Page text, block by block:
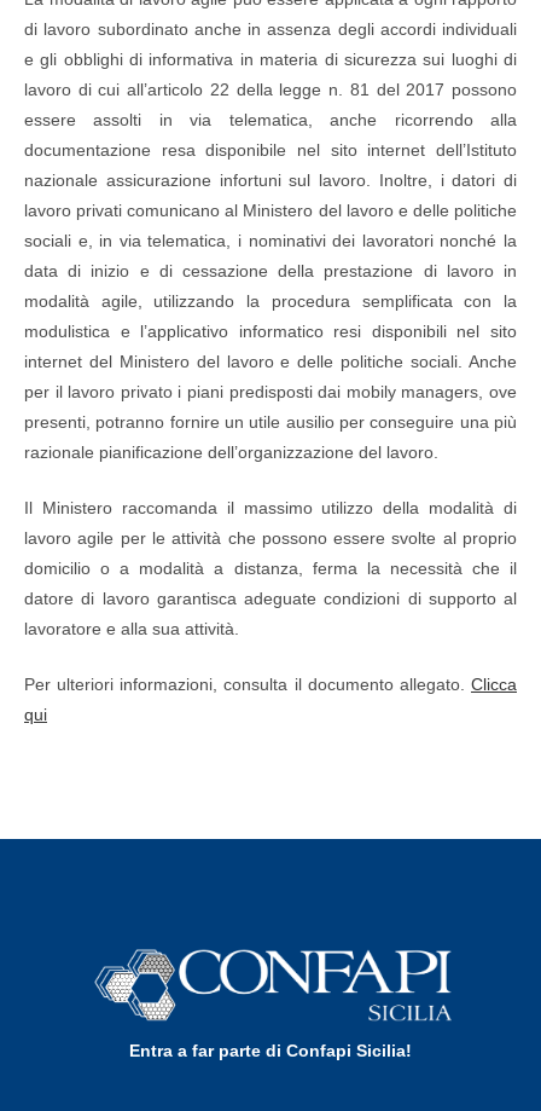
di lavoro subordinato anche in assenza degli accordi individuali
e gli obblighi di informativa in materia di sicurezza sui luoghi di
lavoro di cui all’articolo 22 della legge n. 81 del 2017 possono
essere assolti in via telematica, anche ricorrendo alla
documentazione resa disponibile nel sito internet dell’Istituto
nazionale assicurazione infortuni sul lavoro. Inoltre, i datori di
lavoro privati comunicano al Ministero del lavoro e delle politiche
sociali e, in via telematica, i nominativi dei lavoratori nonché la
data di inizio e di cessazione della prestazione di lavoro in
modalità agile, utilizzando la procedura semplificata con la
modulistica e l’applicativo informatico resi disponibili nel sito
internet del Ministero del lavoro e delle politiche sociali. Anche
per il lavoro privato i piani predisposti dai mobily managers, ove
presenti, potranno fornire un utile ausilio per conseguire una più
razionale pianificazione dell’organizzazione del lavoro.
Il Ministero raccomanda il massimo utilizzo della modalità di
lavoro agile per le attività che possono essere svolte al proprio
domicilio o a modalità a distanza, ferma la necessità che il
datore di lavoro garantisca adeguate condizioni di supporto al
lavoratore e alla sua attività.
Per ulteriori informazioni, consulta il documento allegato. Clicca
qui
Entra a far parte di Confapi Sicilia!